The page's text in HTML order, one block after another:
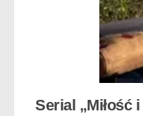
Serial „Miłość